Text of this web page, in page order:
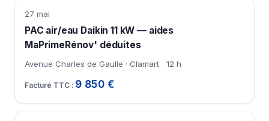
27 mai
PAC air/eau Daikin 11 kW — aides
MaPrimeRénov' déduites
Avenue Charles de Gaulle · Clamart 12 h
9 850 €